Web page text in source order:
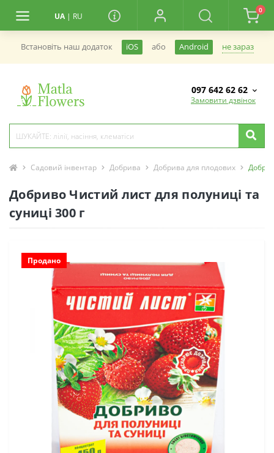
UA | RU
0
Встановiть наш додаток iOS або Android не зараз
097 642 62 62
Замовити дзвінок
Садовий інвентар Добрива Добрива для плодових
Добриво Чистий лист для полуниці та
суниці 300 г
Продано